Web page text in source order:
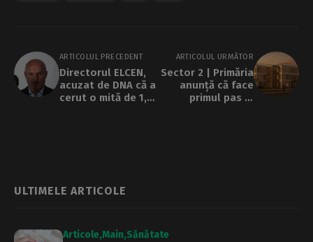
ARTICOLUL PRECEDENT
Directorul ELCEN,
acuzat de DNA că a
cerut o mită de 1,5
ARTICOLUL URMĂTOR
Sector 2 | Primăria
anunță că face
primul pas în
ULTIMELE ARTICOLE
Articole Main Sănătate